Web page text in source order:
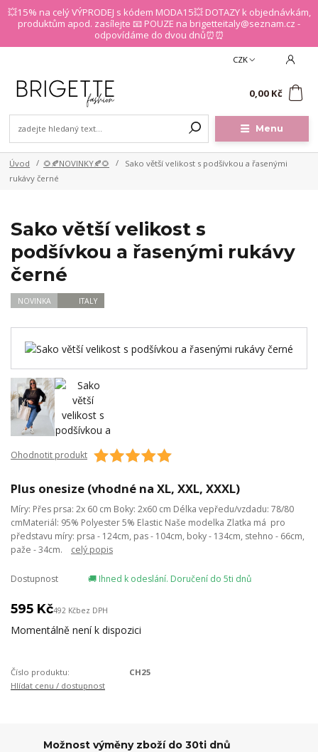
💥15% na celý VÝPRODEJ s kódem MODA15💥 DOTAZY k objednávkám,
produktům apod. zasílejte 📧 POUZE na brigetteitaly@seznam.cz -
odpovídáme do dvou dnů⏰⏰
Menu
CZK
0,00 Kč
Úvod 🌻🍂NOVINKY🍂🌻
Sako větší velikost s podšívkou a řasenými
rukávy černé
Sako větší velikost s
podšívkou a řasenými rukávy
černé
NOVINKA ITALY
Ohodnotit produkt
Plus onesize (vhodné na XL, XXL, XXXL)
Míry: Přes prsa: 2x 60 cm Boky: 2x60 cm Délka vepředu/vzdadu: 78/80
cmMateriál: 95% Polyester 5% Elastic Naše modelka Zlatka má pro
představu míry: prsa - 124cm, pas - 104cm, boky - 134cm, stehno - 66cm,
paže - 34cm. celý popis
Dostupnost 🚚 Ihned k odeslání. Doručení do 5ti dnů
595 Kč492 Kčbez DPH
Momentálně není k dispozici
Číslo produktu:
CH25
Hlídat cenu / dostupnost
Možnost výměny zboží do 30ti dnů